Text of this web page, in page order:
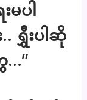
မပါ
ရွှီးပါဆို
…”